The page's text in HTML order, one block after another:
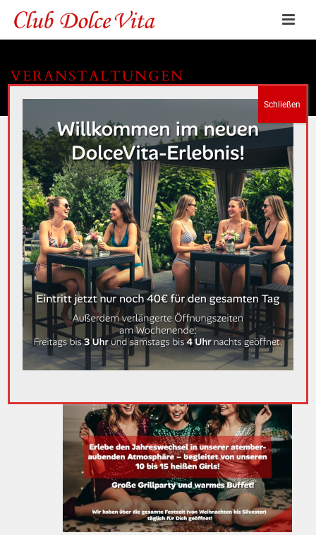
VERANSTALTUNGEN
Es sind keine anstehenden Veranstaltungen vorhanden.
V
E
R
A
N
S
T
A
L
T
U
SucheV
E
R
A
N
S
T
L
T
U
G
A
Liste
Anstehende
Datum
wählen.
Vergangene Veranstaltungen
31